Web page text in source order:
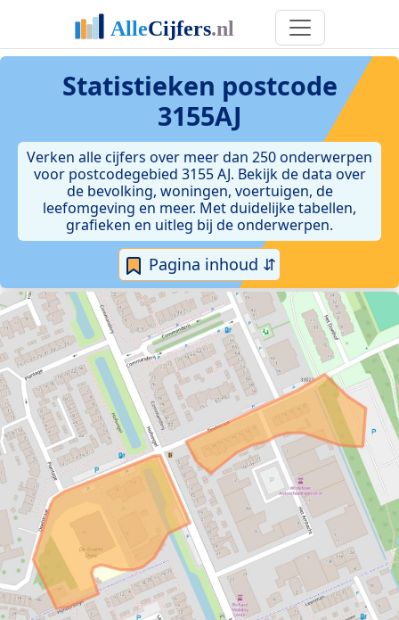
Statistieken postcode
3155AJ
Verken alle cijfers over meer dan 250 onderwerpen
voor postcodegebied 3155 AJ. Bekijk de data over
de bevolking, woningen, voertuigen, de
leefomgeving en meer. Met duidelijke tabellen,
grafieken en uitleg bij de onderwerpen.
Pagina inhoud ⇵